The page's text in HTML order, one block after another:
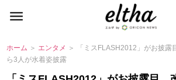
ホーム ＞ エンタメ ＞ 「ミスFLASH2012」がお披
ら3人が水着姿披露